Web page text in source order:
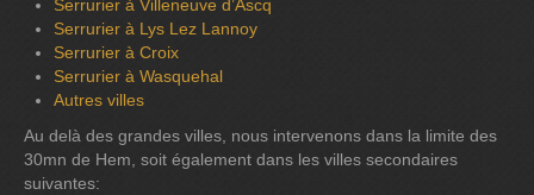
Serrurier à Villeneuve d’Ascq
Serrurier à Lys Lez Lannoy
Serrurier à Croix
Serrurier à Wasquehal
Autres villes
Au delà des grandes villes, nous intervenons dans la limite des
30mn de Hem, soit également dans les villes secondaires
suivantes: